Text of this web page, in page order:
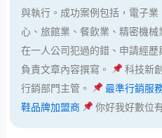
與執行。成功案例包括，電子
心、旅館業、餐飲業、精密機
在一人公司犯過的錯、申請經歷
負責文章內容撰寫。
科技新
行銷部門主管。
最準行銷服
鞋品牌加盟商
你好我好數位